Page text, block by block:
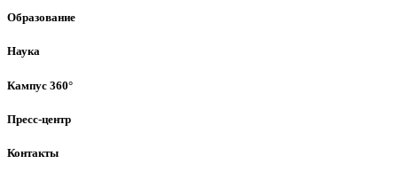
Образование
Наука
Кампус 360°
Пресс-центр
Контакты